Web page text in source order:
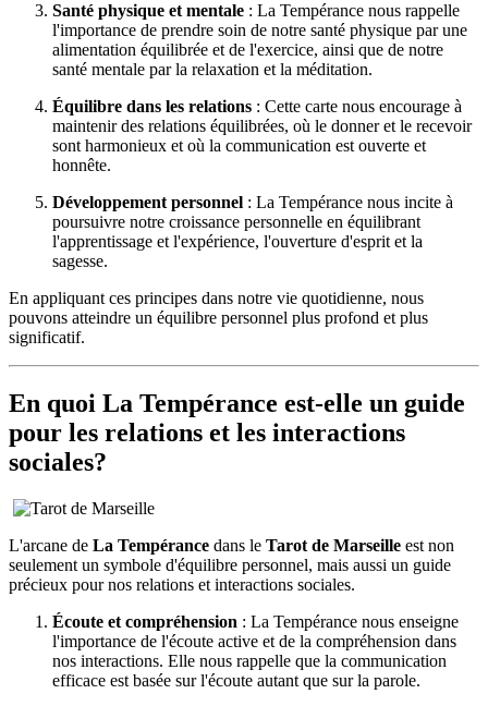
Santé physique et mentale : La Tempérance nous rappelle
l'importance de prendre soin de notre santé physique par une
alimentation équilibrée et de l'exercice, ainsi que de notre
santé mentale par la relaxation et la méditation.
Équilibre dans les relations : Cette carte nous encourage à
maintenir des relations équilibrées, où le donner et le recevoir
sont harmonieux et où la communication est ouverte et
honnête.
Développement personnel : La Tempérance nous incite à
poursuivre notre croissance personnelle en équilibrant
l'apprentissage et l'expérience, l'ouverture d'esprit et la
sagesse.
En appliquant ces principes dans notre vie quotidienne, nous
pouvons atteindre un équilibre personnel plus profond et plus
significatif.
En quoi La Tempérance est-elle un guide
pour les relations et les interactions
sociales?
L'arcane de La Tempérance dans le Tarot de Marseille est non
seulement un symbole d'équilibre personnel, mais aussi un guide
précieux pour nos relations et interactions sociales.
Écoute et compréhension : La Tempérance nous enseigne
l'importance de l'écoute active et de la compréhension dans
nos interactions. Elle nous rappelle que la communication
efficace est basée sur l'écoute autant que sur la parole.